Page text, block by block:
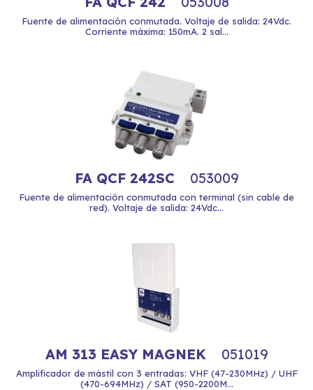
Fuente de alimentación conmutada. Voltaje de salida: 24Vdc.
Corriente máxima: 150mA. 2 sal...
FA QCF 242SC 053009
Fuente de alimentación conmutada con terminal (sin cable de
red). Voltaje de salida: 24Vdc...
AM 313 EASY MAGNEK 051019
Amplificador de mástil con 3 entradas: VHF (47-230MHz) / UHF
(470-694MHz) / SAT (950-2200M...